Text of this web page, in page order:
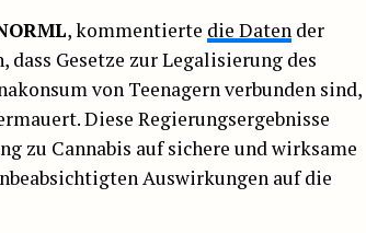
, kommentierte die Daten der
Gesetze zur Legalisierung des
von Teenagern verbunden sind,
Diese Regierungsergebnisse
zu Cannabis auf sichere und wirksame
Auswirkungen auf die